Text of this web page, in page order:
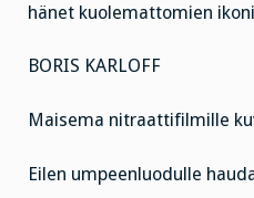
hänet kuolemattomien
BORIS KARLOFF
Maisema nitraattifilmille
Eilen umpeenluodulle